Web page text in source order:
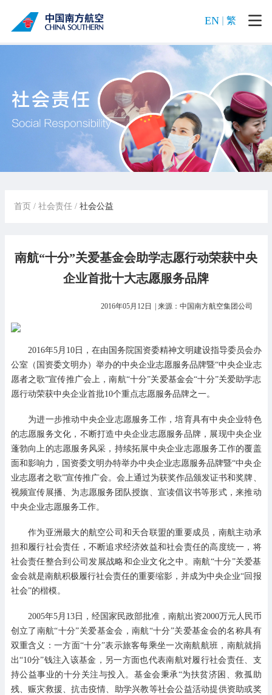
EN 繁
首页 / 社会责任/ 社会公益
南航“十分”关爱基金会助学志愿行动荣获中央
企业首批十大志愿服务品牌
2016年05月12日 | 来源：中国南方航空集团公司
2016年5月10日，在由国务院国资委精神文明建设指导委员会办
公室（国资委文明办）举办的中央企业志愿服务品牌暨“中央企业志
愿者之歌”宣传推广会上，南航“十分”关爱基金会“十分”关爱助学志
愿行动荣获中央企业首批10个重点志愿服务品牌之一。
为进一步推动中央企业志愿服务工作，培育具有中央企业特色
的志愿服务文化，不断打造中央企业志愿服务品牌，展现中央企业
蓬勃向上的志愿服务风采，持续拓展中央企业志愿服务工作的覆盖
面和影响力，国资委文明办特举办中央企业志愿服务品牌暨“中央企
业志愿者之歌”宣传推广会。会上通过为获奖作品颁发证书和奖牌、
视频宣传展播、为志愿服务团队授旗、宣读倡议书等形式，来推动
中央企业志愿服务工作。
作为亚洲最大的航空公司和天合联盟的重要成员，南航主动承
担和履行社会责任，不断追求经济效益和社会责任的高度统一，将
社会责任整合到公司发展战略和企业文化之中。南航“十分”关爱基
金会就是南航积极履行社会责任的重要缩影，并成为中央企业“回报
社会”的楷模。
2005年5月13日，经国家民政部批准，南航出资2000万元人民币
创立了南航“十分”关爱基金会，南航“十分”关爱基金会的名称具有
双重含义：一方面“十分”表示旅客每乘坐一次南航航班，南航就捐
出“10分”钱注入该基金，另一方面也代表南航对履行社会责任、支
持公益事业的十分关注与投入。基金会秉承“为扶贫济困、救孤助
残、赈灾救援、抗击疫情、助学兴教等社会公益活动提供资助或奖